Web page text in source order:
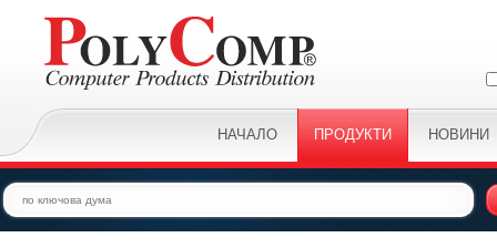
НАЧАЛО ПРОДУКТИ НОВИНИ